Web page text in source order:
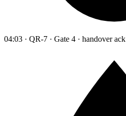
04:03 · QR-7 · Gate 4 · handover ack